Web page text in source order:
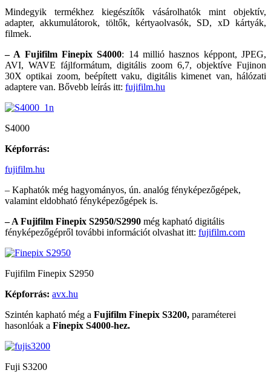
Mindegyik termékhez kiegészítők vásárolhatók mint objektív,
adapter, akkumulátorok, töltők, kértyaolvasók, SD, xD kártyák,
filmek.
– A Fujifilm Finepix S4000: 14 millió hasznos képpont, JPEG,
AVI, WAVE fájlformátum, digitális zoom 6,7, objektíve Fujinon
30X optikai zoom, beépített vaku, digitális kimenet van, hálózati
adaptere van. Bővebb leírás itt: fujifilm.hu
S4000
Képforrás:
fujifilm.hu
– Kaphatók még hagyományos, ún. analóg fényképezőgépek,
valamint eldobható fényképezőgépek is.
– A Fujifilm Finepix S2950/S2990 még kapható digitális
fényképezőgépről további információt olvashat itt: fujifilm.com
Fujifilm Finepix S2950
Képforrás: avx.hu
Szintén kapható még a Fujifilm Finepix S3200, paraméterei
hasonlóak a Finepix S4000-hez.
Fuji S3200